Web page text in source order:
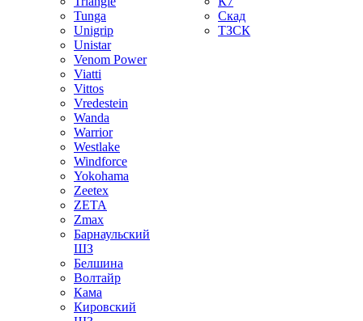
Tunga
Unigrip
Unistar
Venom Power
Viatti
Vittos
Vredestein
Wanda
Warrior
Westlake
Windforce
Yokohama
Zeetex
ZETA
Zmax
Барнаульский
ШЗ
Белшина
Волтайр
Кама
Кировский
Скад
ТЗСК